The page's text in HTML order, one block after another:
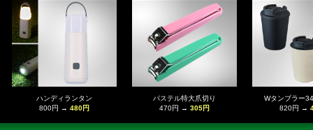
ハンディランタン
800円 → 480円
パステル特大爪切り
470円 → 305円
Wタンブラー
820円 →